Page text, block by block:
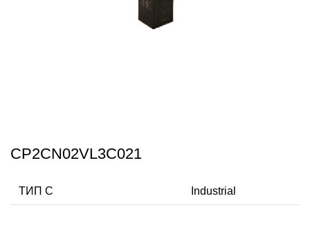
CP2CN02VL3C021
ТИП C Industrial